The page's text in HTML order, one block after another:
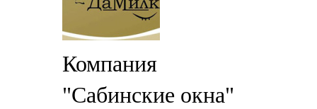
Компания
"Сабинские окна"